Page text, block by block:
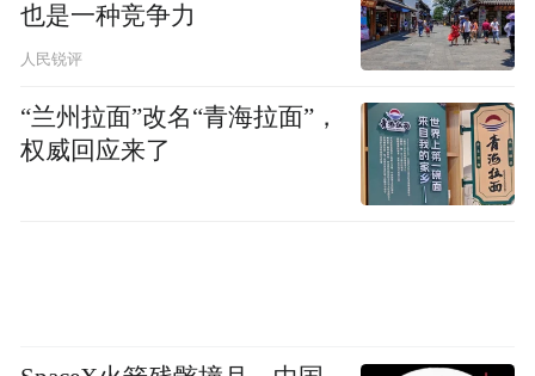
也是一种竞争力
人民锐评
“兰州拉面”改名“青海拉面”，
权威回应来了